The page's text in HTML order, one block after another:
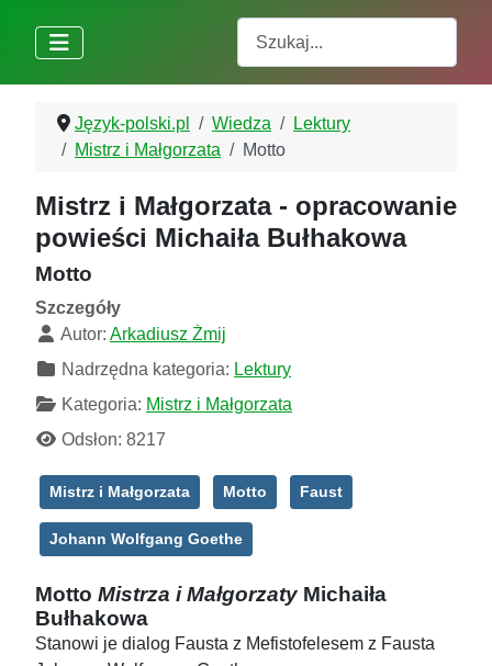
Język-polski.pl Wiedza
Lektury
Mistrz i Małgorzata
Motto
Mistrz i Małgorzata - opracowanie
powieści Michaiła Bułhakowa
Motto
Szczegóły
Autor: Arkadiusz Żmij
Nadrzędna kategoria: Lektury
Kategoria: Mistrz i Małgorzata
Odsłon: 8217
Mistrz i Małgorzata Motto Faust
Johann Wolfgang Goethe
Motto Mistrza i Małgorzaty Michaiła
Bułhakowa
Stanowi je dialog Fausta z Mefistofelesem z Fausta